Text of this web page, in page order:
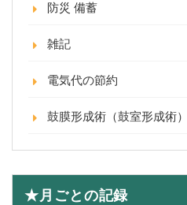
防災 備蓄
雑記
電気代の節約
鼓膜形成術（鼓室形成術
★月ごとの記録